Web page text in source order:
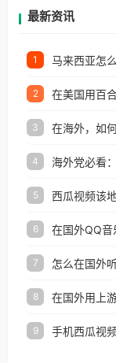
最新资讯
1
2
3
4
5 西瓜视频该
6
7 怎么在国外
8
9